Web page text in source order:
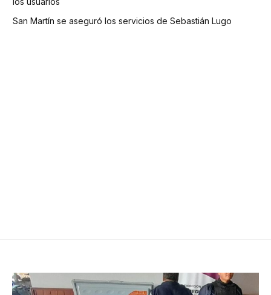
San Martín se aseguró los servicios de Sebastián Lugo